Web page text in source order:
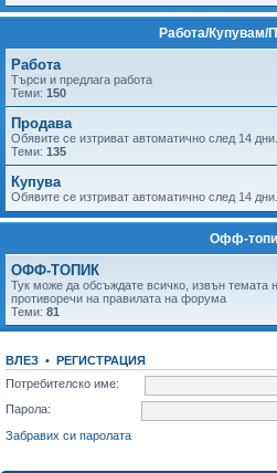
Работа/Купувам/
Работа
Tърси и предлага работа
Теми: 150
Продава
Обявите се изтриват автоматично след 14 дни.
Теми: 135
Купува
Обявите се изтриват автоматично след 14 дни.
Офф-
ОФФ-ТОПИК
Тук може да обсъждате всичко, извън темата
противоречи на правилата на форума
Теми: 81
ВЛЕЗ • РЕГИСТРАЦИЯ
Потребителско име:
Парола:
Забравих си паролата